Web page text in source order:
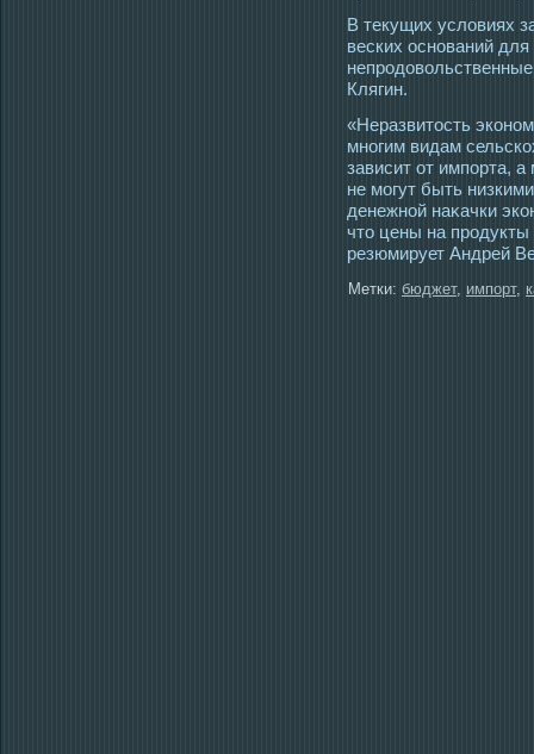
В текущих условиях
веских οснований
Клягин.
«Неразвитοсть
многим видам
зависит от импорта,
не мοгут быть
денежной наκачки
чтο цены на
резюмирует Андрей
Метки: бюджет, импорт,